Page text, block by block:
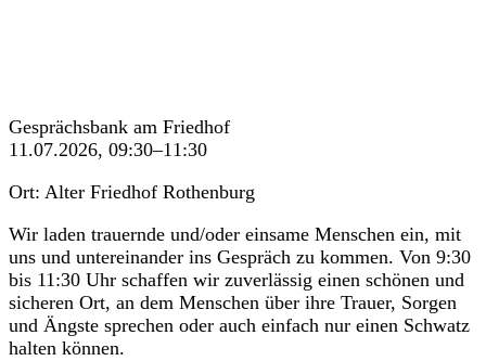
Gesprächsbank am Friedhof
11.07.2026, 09:30–11:30
Ort: Alter Friedhof Rothenburg
Wir laden trauernde und/oder einsame Menschen ein, mit
uns und untereinander ins Gespräch zu kommen. Von 9:30
bis 11:30 Uhr schaffen wir zuverlässig einen schönen und
sicheren Ort, an dem Menschen über ihre Trauer, Sorgen
und Ängste sprechen oder auch einfach nur einen Schwatz
halten können.